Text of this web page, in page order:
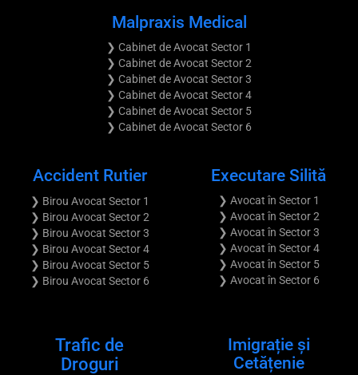
Malpraxis Medical
❯ Cabinet de Avocat Sector 1
❯ Cabinet de Avocat Sector 2
❯ Cabinet de Avocat Sector 3
❯ Cabinet de Avocat Sector 4
❯ Cabinet de Avocat Sector 5
❯ Cabinet de Avocat Sector 6
Accident Rutier
❯ Birou Avocat Sector 1
❯ Birou Avocat Sector 2
❯ Birou Avocat Sector 3
❯ Birou Avocat Sector 4
❯ Birou Avocat Sector 5
❯ Birou Avocat Sector 6
Executare Silită
❯ Avocat în Sector 1
❯ Avocat în Sector 2
❯ Avocat în Sector 3
❯ Avocat în Sector 4
❯ Avocat în Sector 5
❯ Avocat în Sector 6
Trafic de
Droguri
Imigrație și
Cetățenie